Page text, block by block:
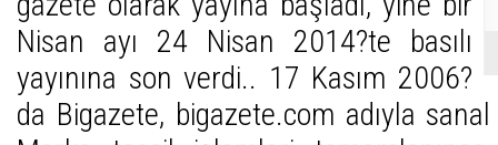
Nisan ayı 24 Nisan 2014?te basılı
yayınına son verdi.. 17 Kasım 2006?
da Bigazete, bigazete.com adıyla